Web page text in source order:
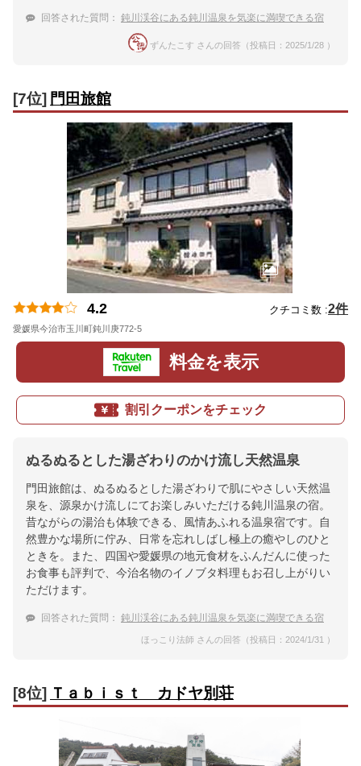
回答された質問： 鈍川渓谷にある鈍川温泉を気楽に満喫できる宿
ずんたこす さんの回答（投稿日：2025/1/28 ）
[7位] 門田旅館
4.2 クチコミ数 :2件
愛媛県今治市玉川町鈍川庚772-5
料金を表示
割引クーポンをチェック
ぬるぬるとした湯ざわりのかけ流し天然温泉
門田旅館は、ぬるぬるとした湯ざわりで肌にやさしい天然温
泉を、源泉かけ流しにてお楽しみいただける鈍川温泉の宿。
昔ながらの湯治も体験できる、風情あふれる温泉宿です。自
然豊かな場所に佇み、日常を忘れしばし極上の癒やしのひと
ときを。また、四国や愛媛県の地元食材をふんだんに使った
お食事も評判で、今治名物のイノブタ料理もお召し上がりい
ただけます。
回答された質問： 鈍川渓谷にある鈍川温泉を気楽に満喫できる宿
ほっこり法師 さんの回答（投稿日：2024/1/31 ）
[8位] Ｔａｂｉｓｔ カドヤ別荘